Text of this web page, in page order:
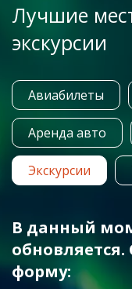
Лучшие
экскурсии
Авиабилеты
Аренда авто
Экскурсии
В данный
форму: